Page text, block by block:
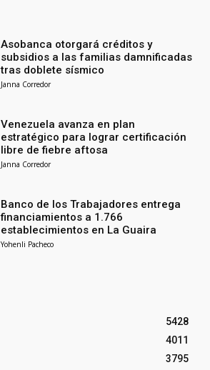
Asobanca otorgará créditos y
subsidios a las familias damnificadas
tras doblete sísmico
Janna Corredor
Venezuela avanza en plan
estratégico para lograr certificación
libre de fiebre aftosa
Janna Corredor
Banco de los Trabajadores entrega
financiamientos a 1.766
establecimientos en La Guaira
Yohenli Pacheco
5428
4011
3795